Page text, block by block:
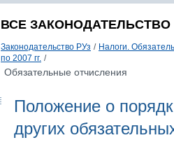
ВСЕ ЗАКОНОДАТЕЛЬСТВО
Законодательство РУз / Налоги.
по 2007 гг. /
Обязательные отчисления
Положение о
других